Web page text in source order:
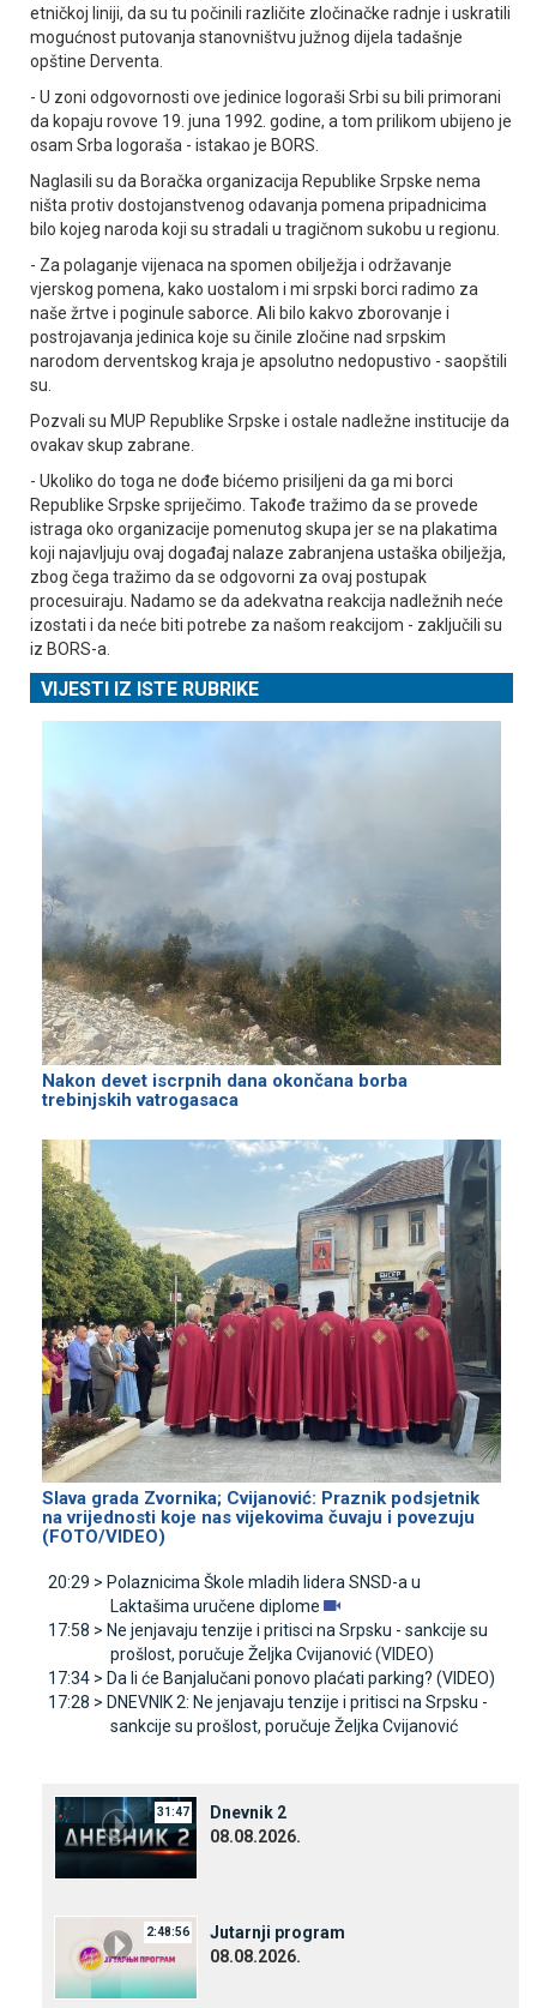
etničkoj liniji, da su tu počinili različite zločinačke radnje i uskratili
mogućnost putovanja stanovništvu južnog dijela tadašnje
opštine Derventa.
- U zoni odgovornosti ove jedinice logoraši Srbi su bili primorani
da kopaju rovove 19. juna 1992. godine, a tom prilikom ubijeno je
osam Srba logoraša - istakao je BORS.
Naglasili su da Boračka organizacija Republike Srpske nema
ništa protiv dostojanstvenog odavanja pomena pripadnicima
bilo kojeg naroda koji su stradali u tragičnom sukobu u regionu.
- Za polaganje vijenaca na spomen obilježja i održavanje
vjerskog pomena, kako uostalom i mi srpski borci radimo za
naše žrtve i poginule saborce. Ali bilo kakvo zborovanje i
postrojavanja jedinica koje su činile zločine nad srpskim
narodom derventskog kraja je apsolutno nedopustivo - saopštili
su.
Pozvali su MUP Republike Srpske i ostale nadležne institucije da
ovakav skup zabrane.
- Ukoliko do toga ne dođe bićemo prisiljeni da ga mi borci
Republike Srpske spriječimo. Takođe tražimo da se provede
istraga oko organizacije pomenutog skupa jer se na plakatima
koji najavljuju ovaj događaj nalaze zabranjena ustaška obilježja,
zbog čega tražimo da se odgovorni za ovaj postupak
procesuiraju. Nadamo se da adekvatna reakcija nadležnih neće
izostati i da neće biti potrebe za našom reakcijom - zaključili su
iz BORS-a.
VIJESTI IZ ISTE RUBRIKE
Nakon devet iscrpnih dana okončana borba
trebinjskih vatrogasaca
Slava grada Zvornika; Cvijanović: Praznik podsjetnik
na vrijednosti koje nas vijekovima čuvaju i povezuju
(FOTO/VIDEO)
20:29 > Polaznicima Škole mladih lidera SNSD-a u
Laktašima uručene diplome
17:58 > Ne jenjavaju tenzije i pritisci na Srpsku - sankcije su
prošlost, poručuje Željka Cvijanović (VIDEO)
17:34 > Da li će Banjalučani ponovo plaćati parking? (VIDEO)
17:28 > DNEVNIK 2: Ne jenjavaju tenzije i pritisci na Srpsku -
sankcije su prošlost, poručuje Željka Cvijanović
31:47
Dnevnik 2
08.08.2026.
2:48:56
Јutarnji program
08.08.2026.